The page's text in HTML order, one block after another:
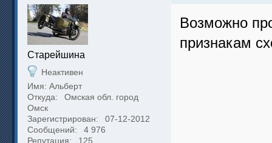
Cтарейшина
Неактивен
Имя: Альберт
Откуда:
Омская обл. город
Омск
Зарегистрирован:
07-12-2012
Сообщений:
4 976
Репутация:
125
Возможно
признакам